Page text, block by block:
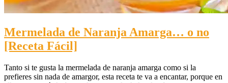
Mermelada de Naranja Amarga… o no
[Receta Fácil]
Tanto si te gusta la mermelada de naranja amarga como si la
prefieres sin nada de amargor, esta receta te va a encantar, porque en